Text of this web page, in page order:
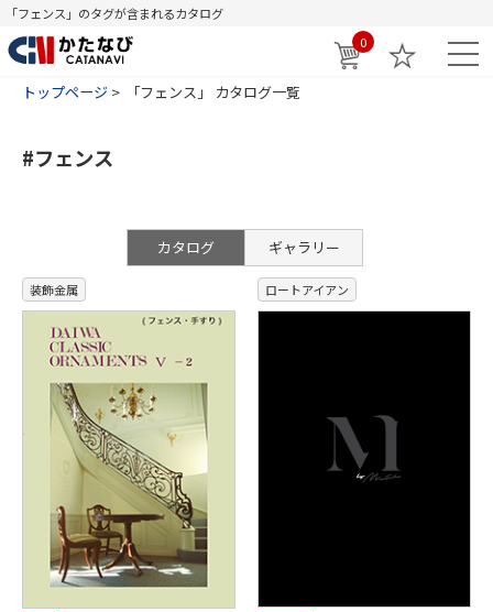
「フェンス」のタグが含まれるカタログ
0
トップページ 「フェンス」 カタログ一覧
#フェンス
カタログ ギャラリー
装飾金属 ロートアイアン